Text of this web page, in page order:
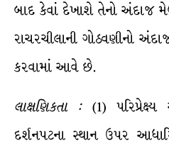
બાદ કેવાં દેખાશે તેનો અંદાજ
રાચરચીલાની ગોઠવણીનો
કરવામાં આવે છે.
લાક્ષણિકતા:(1)
દર્શનપટના સ્થાન ઉપર